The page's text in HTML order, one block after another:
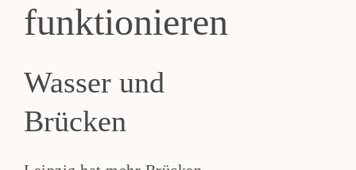
funktionieren
Wasser und
Brücken